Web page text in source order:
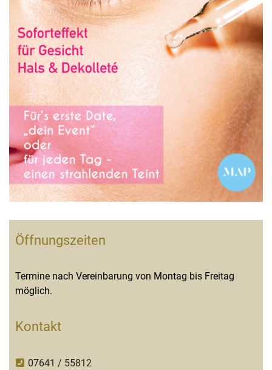
Öffnungszeiten
Termine nach Vereinbarung von Montag bis Freitag
möglich.
Kontakt
07641 / 55812